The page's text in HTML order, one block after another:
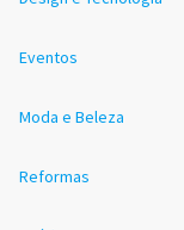
Eventos
Moda e Beleza
Reformas